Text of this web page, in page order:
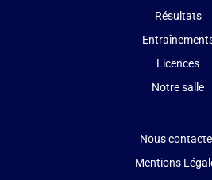
Résultats
Licences
Notre salle
Nous
Mentions